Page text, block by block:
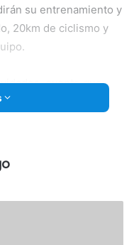
su entrenamiento y
20km de ciclismo y
evento que
oferta turística del
Colantonio
se